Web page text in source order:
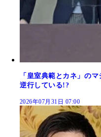
「皇室典範とカネ」の
逆行している!?
2026年07月31日 07:00